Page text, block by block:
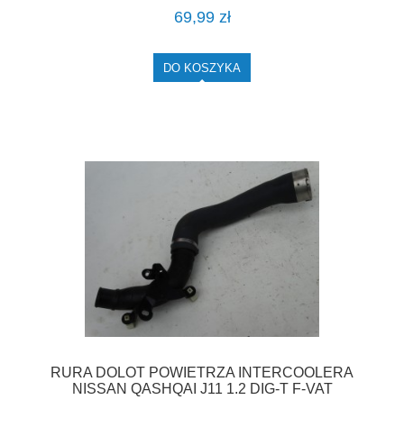
69,99 zł
DO KOSZYKA
RURA DOLOT POWIETRZA INTERCOOLERA
NISSAN QASHQAI J11 1.2 DIG-T F-VAT